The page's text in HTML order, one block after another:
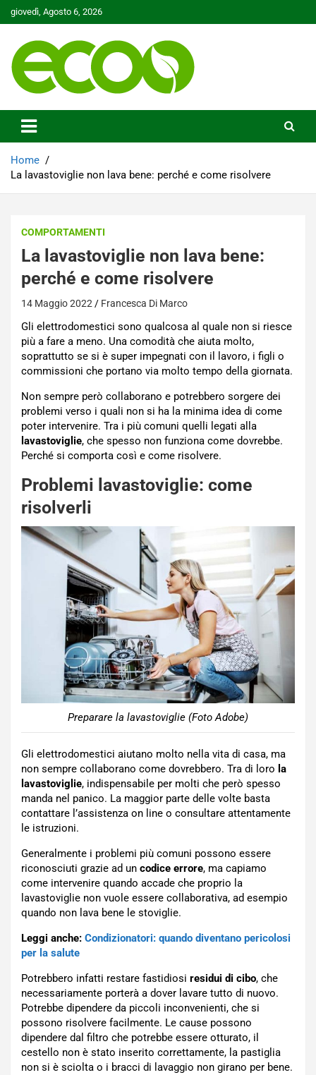
Skip
to
giovedì, Agosto 6, 2026
Ecoo.it
Home
La lavastoviglie non lava bene: perché e come risolvere
COMPORTAMENTI
La lavastoviglie non lava bene:
perché e come risolvere
14 Maggio 2022 Francesca Di Marco
Gli elettrodomestici sono qualcosa al quale non si riesce
più a fare a meno. Una comodità che aiuta molto,
soprattutto se si è super impegnati con il lavoro, i figli o
commissioni che portano via molto tempo della giornata.
Non sempre però collaborano e potrebbero sorgere dei
problemi verso i quali non si ha la minima idea di come
poter intervenire. Tra i più comuni quelli legati alla
lavastoviglie, che spesso non funziona come dovrebbe.
Perché si comporta così e come risolvere.
Problemi lavastoviglie: come
risolverli
Preparare la lavastoviglie (Foto Adobe)
Gli elettrodomestici aiutano molto nella vita di casa, ma
non sempre collaborano come dovrebbero. Tra di loro la
lavastoviglie, indispensabile per molti che però spesso
manda nel panico. La maggior parte delle volte basta
contattare l’assistenza on line o consultare attentamente
le istruzioni.
Generalmente i problemi più comuni possono essere
riconosciuti grazie ad un codice errore, ma capiamo
come intervenire quando accade che proprio la
lavastoviglie non vuole essere collaborativa, ad esempio
quando non lava bene le stoviglie.
Leggi anche: Condizionatori: quando diventano pericolosi
per la salute
Potrebbero infatti restare fastidiosi residui di cibo, che
necessariamente porterà a dover lavare tutto di nuovo.
Potrebbe dipendere da piccoli inconvenienti, che si
possono risolvere facilmente. Le cause possono
dipendere dal filtro che potrebbe essere otturato, il
cestello non è stato inserito correttamente, la pastiglia
non si è sciolta o i bracci di lavaggio non girano per bene.